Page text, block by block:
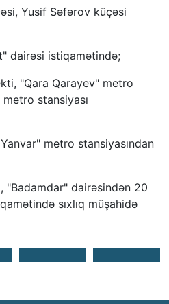
Yusif Səfərov küçəsi
dairəsi istiqamətində;
"Qara Qarayev" metro
stansiyası
metro stansiyasından
"Badamdar" dairəsindən 20
sıxlıq müşahidə